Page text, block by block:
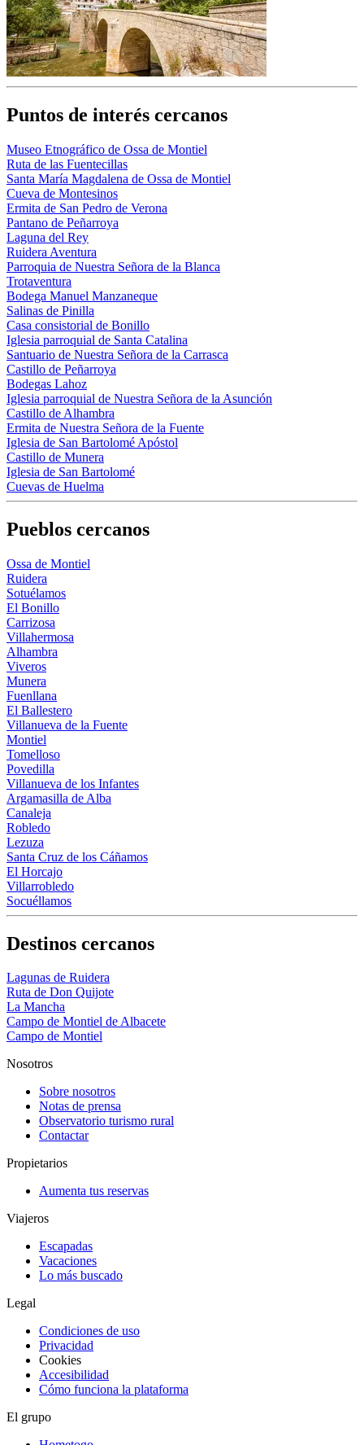
Puntos de interés cercanos
Museo Etnográfico de Ossa de Montiel
Ruta de las Fuentecillas
Santa María Magdalena de Ossa de Montiel
Cueva de Montesinos
Ermita de San Pedro de Verona
Pantano de Peñarroya
Laguna del Rey
Ruidera Aventura
Parroquia de Nuestra Señora de la Blanca
Trotaventura
Bodega Manuel Manzaneque
Salinas de Pinilla
Casa consistorial de Bonillo
Iglesia parroquial de Santa Catalina
Santuario de Nuestra Señora de la Carrasca
Castillo de Peñarroya
Bodegas Lahoz
Iglesia parroquial de Nuestra Señora de la Asunción
Castillo de Alhambra
Ermita de Nuestra Señora de la Fuente
Iglesia de San Bartolomé Apóstol
Castillo de Munera
Iglesia de San Bartolomé
Cuevas de Huelma
Pueblos cercanos
Ossa de Montiel
Ruidera
Sotuélamos
El Bonillo
Carrizosa
Villahermosa
Alhambra
Viveros
Munera
Fuenllana
El Ballestero
Villanueva de la Fuente
Montiel
Tomelloso
Povedilla
Villanueva de los Infantes
Argamasilla de Alba
Canaleja
Robledo
Lezuza
Santa Cruz de los Cáñamos
El Horcajo
Villarrobledo
Socuéllamos
Destinos cercanos
Lagunas de Ruidera
Ruta de Don Quijote
La Mancha
Campo de Montiel de Albacete
Campo de Montiel
Nosotros
Sobre nosotros
Notas de prensa
Observatorio turismo rural
Contactar
Propietarios
Aumenta tus reservas
Viajeros
Escapadas
Vacaciones
Lo más buscado
Legal
Condiciones de uso
Privacidad
Cookies
Accesibilidad
Cómo funciona la plataforma
El grupo